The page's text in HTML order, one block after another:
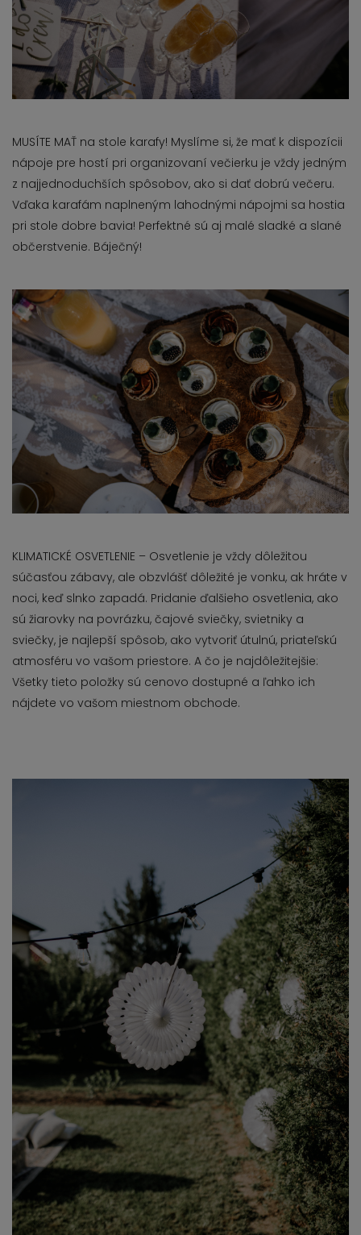
MUSÍTE MAŤ na stole karafy! Myslíme si, že mať k dispozícii
nápoje pre hostí pri organizovaní večierku je vždy jedným
z najjednoduchších spôsobov, ako si dať dobrú večeru.
Vďaka karafám naplneným lahodnými nápojmi sa hostia
pri stole dobre bavia! Perfektné sú aj malé sladké a slané
občerstvenie. Báječný!
KLIMATICKÉ OSVETLENIE – Osvetlenie je vždy dôležitou
súčasťou zábavy, ale obzvlášť dôležité je vonku, ak hráte v
noci, keď slnko zapadá. Pridanie ďalšieho osvetlenia, ako
sú žiarovky na povrázku, čajové sviečky, svietniky a
sviečky, je najlepší spôsob, ako vytvoriť útulnú, priateľskú
atmosféru vo vašom priestore. A čo je najdôležitejšie:
Všetky tieto položky sú cenovo dostupné a ľahko ich
nájdete vo vašom miestnom obchode.